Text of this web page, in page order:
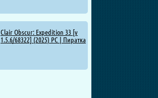
Clair Obscur: Expedition 33 [v
1.5.6/68322] (2025) PC | Пиратка